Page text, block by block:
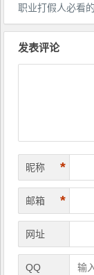
职业打假人必看的全方位打假思路笔记，看完吃
文
发表评论
昵称 *
邮箱 *
网址
QQ